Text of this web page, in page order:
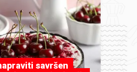
savršen